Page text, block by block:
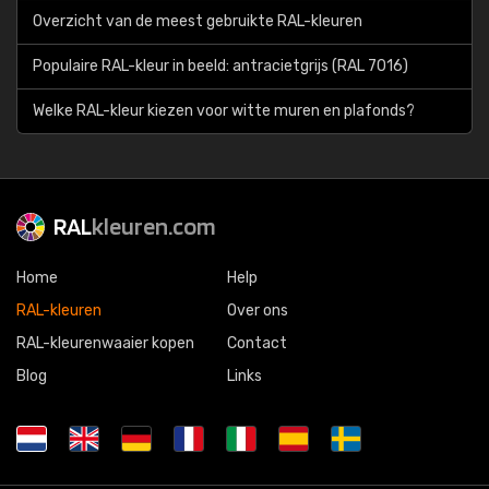
Overzicht van de meest gebruikte RAL-kleuren
Populaire RAL-kleur in beeld: antracietgrijs (RAL 7016)
Welke RAL-kleur kiezen voor witte muren en plafonds?
RALkleuren.com
Home
RAL-kleuren
RAL-kleurenwaaier kopen
Blog
Help
Over ons
Contact
Links